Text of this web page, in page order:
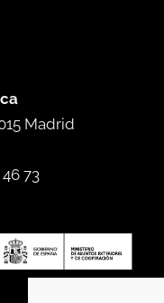
Madrid
46 73